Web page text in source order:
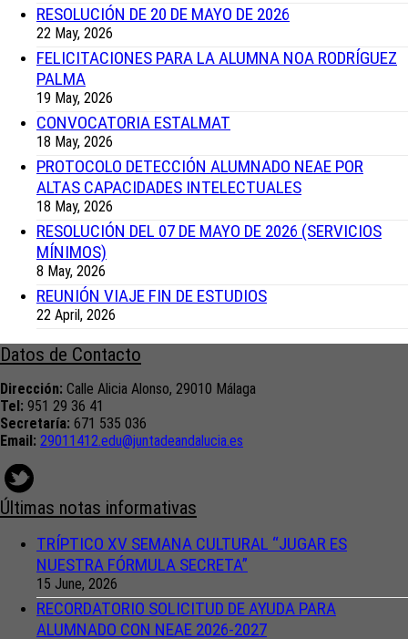
RESOLUCIÓN DE 20 DE MAYO DE 2026
22 May, 2026
FELICITACIONES PARA LA ALUMNA NOA RODRÍGUEZ
PALMA
19 May, 2026
CONVOCATORIA ESTALMAT
18 May, 2026
PROTOCOLO DETECCIÓN ALUMNADO NEAE POR
ALTAS CAPACIDADES INTELECTUALES
18 May, 2026
RESOLUCIÓN DEL 07 DE MAYO DE 2026 (SERVICIOS
MÍNIMOS)
8 May, 2026
REUNIÓN VIAJE FIN DE ESTUDIOS
22 April, 2026
Datos de Contacto
Dirección: Calle Alicia Alonso, 29010 Málaga
Tel: 951 29 36 41
Secretaría: 671 535 036
Email: 29011412.edu@juntadeandalucia.es
Últimas notas informativas
TRÍPTICO XV SEMANA CULTURAL “JUGAR ES
NUESTRA FÓRMULA SECRETA”
15 June, 2026
RECORDATORIO SOLICITUD DE AYUDA PARA
ALUMNADO CON NEAE 2026-2027